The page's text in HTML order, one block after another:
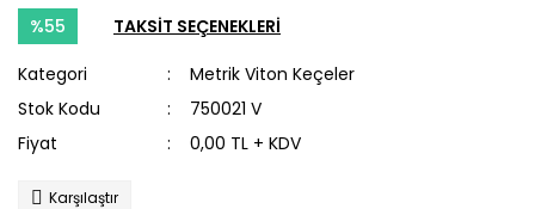
%55 TAKSİT SEÇENEKLERİ
Kategori
Metrik Viton Keçeler
Stok Kodu
750021 V
Fiyat
0,00 TL + KDV
Karşılaştır